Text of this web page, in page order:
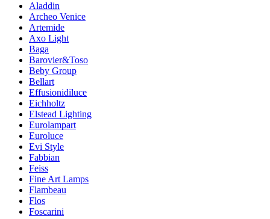
Aladdin
Archeo Venice
Artemide
Axo Light
Baga
Barovier&Toso
Beby Group
Bellart
Effusionidiluce
Eichholtz
Elstead Lighting
Eurolampart
Euroluce
Evi Style
Fabbian
Feiss
Fine Art Lamps
Flambeau
Flos
Foscarini